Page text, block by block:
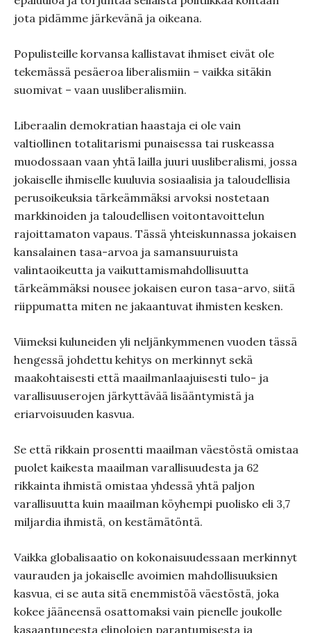
jota pidämme järkevänä ja oikeana.
Populisteille korvansa kallistavat ihmiset eivät ole
tekemässä pesäeroa liberalismiin – vaikka sitäkin
suomivat – vaan uusliberalismiin.
Liberaalin demokratian haastaja ei ole vain
valtiollinen totalitarismi punaisessa tai ruskeassa
muodossaan vaan yhtä lailla juuri uusliberalismi, jossa
jokaiselle ihmiselle kuuluvia sosiaalisia ja taloudellisia
perusoikeuksia tärkeämmäksi arvoksi nostetaan
markkinoiden ja taloudellisen voitontavoittelun
rajoittamaton vapaus. Tässä yhteiskunnassa jokaisen
kansalainen tasa-arvoa ja samansuuruista
valintaoikeutta ja vaikuttamismahdollisuutta
tärkeämmäksi nousee jokaisen euron tasa-arvo, siitä
riippumatta miten ne jakaantuvat ihmisten kesken.
Viimeksi kuluneiden yli neljänkymmenen vuoden tässä
hengessä johdettu kehitys on merkinnyt sekä
maakohtaisesti että maailmanlaajuisesti tulo- ja
varallisuuserojen järkyttävää lisääntymistä ja
eriarvoisuuden kasvua.
Se että rikkain prosentti maailman väestöstä omistaa
puolet kaikesta maailman varallisuudesta ja 62
rikkainta ihmistä omistaa yhdessä yhtä paljon
varallisuutta kuin maailman köyhempi puolisko eli 3,7
miljardia ihmistä, on kestämätöntä.
Vaikka globalisaatio on kokonaisuudessaan merkinnyt
vaurauden ja jokaiselle avoimien mahdollisuuksien
kasvua, ei se auta sitä enemmistöä väestöstä, joka
kokee jääneensä osattomaksi vain pienelle joukolle
kasaantuneesta elinolojen parantumisesta ja